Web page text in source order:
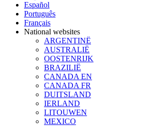
Español
Português
Français
National websites
ARGENTINË
AUSTRALIË
OOSTENRIJK
BRAZILIË
CANADA EN
CANADA FR
DUITSLAND
IERLAND
LITOUWEN
MEXICO